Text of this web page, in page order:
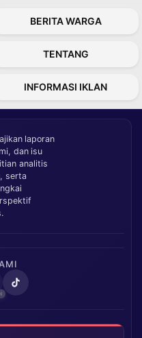
BERITA WARGA
TENTANG
INFORMASI IKLAN
laporan
dan isu
analitis
serta